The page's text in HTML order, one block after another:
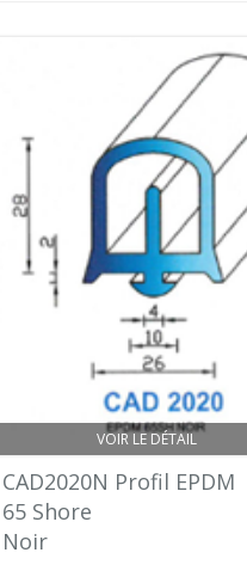
VOIR LE DÉTAIL
CAD2020N Profil EPDM
65 Shore
Noir